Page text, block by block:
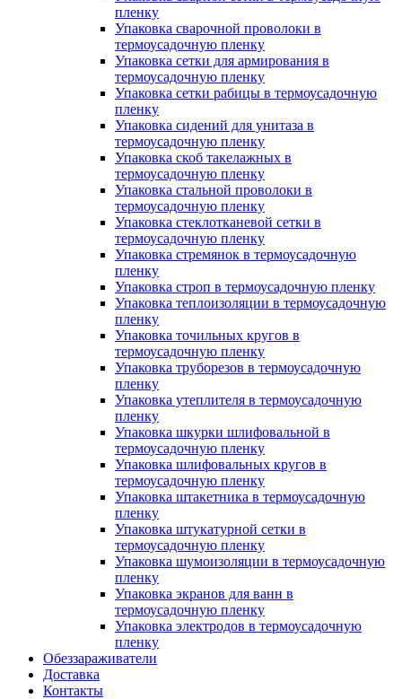
пленку
Упаковка сварочной проволоки в
термоусадочную пленку
Упаковка сетки для армирования в
термоусадочную пленку
Упаковка сетки рабицы в термоусадочную
пленку
Упаковка сидений для унитаза в
термоусадочную пленку
Упаковка скоб такелажных в
термоусадочную пленку
Упаковка стальной проволоки в
термоусадочную пленку
Упаковка стеклотканевой сетки в
термоусадочную пленку
Упаковка стремянок в термоусадочную
пленку
Упаковка строп в термоусадочную пленку
Упаковка теплоизоляции в термоусадочную
пленку
Упаковка точильных кругов в
термоусадочную пленку
Упаковка труборезов в термоусадочную
пленку
Упаковка утеплителя в термоусадочную
пленку
Упаковка шкурки шлифовальной в
термоусадочную пленку
Упаковка шлифовальных кругов в
термоусадочную пленку
Упаковка штакетника в термоусадочную
пленку
Упаковка штукатурной сетки в
термоусадочную пленку
Упаковка шумоизоляции в термоусадочную
пленку
Упаковка экранов для ванн в
термоусадочную пленку
Упаковка электродов в термоусадочную
пленку
Обеззараживатели
Доставка
Контакты